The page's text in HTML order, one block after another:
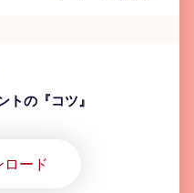
トの『コツ』
ード